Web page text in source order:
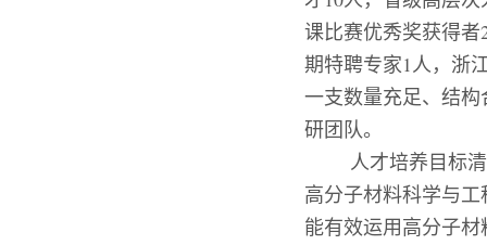
课比赛优秀奖获得者
期特聘专家1人，浙
一支数量充足、结
研团队。
人才培养目标
高分子材料科学与
能有效运用高分子